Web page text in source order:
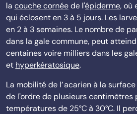
la couche cornéede l'épiderme, où
qui éclosent en 3 à 5 jours. Les
en 2 à 3 semaines. Le nombre de
dans la gale commune, peut
centaines voire milliers dans les
et hyperkératosique.
La mobilité de l’ acarien à la
de l'ordre de plusieurs centimètres
températures de 25°C à 30°C. Il